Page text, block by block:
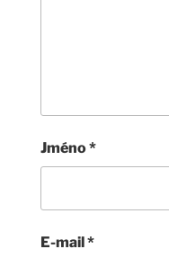
Jméno*
E-mail*